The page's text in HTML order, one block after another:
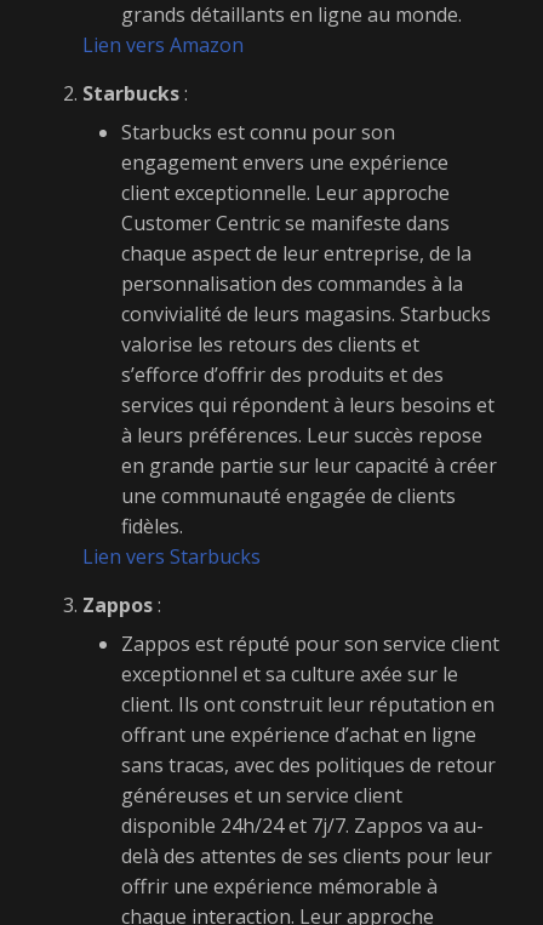
grands détaillants en ligne au monde.
Lien vers Amazon
Starbucks:
Starbucks est connu pour son
engagement envers une expérience
client exceptionnelle. Leur approche
Customer Centric se manifeste dans
chaque aspect de leur entreprise, de la
personnalisation des commandes à la
convivialité de leurs magasins. Starbucks
valorise les retours des clients et
s’efforce d’offrir des produits et des
services qui répondent à leurs besoins et
à leurs préférences. Leur succès repose
en grande partie sur leur capacité à créer
une communauté engagée de clients
fidèles.
Lien vers Starbucks
Zappos:
Zappos est réputé pour son service client
exceptionnel et sa culture axée sur le
client. Ils ont construit leur réputation en
offrant une expérience d’achat en ligne
sans tracas, avec des politiques de retour
généreuses et un service client
disponible 24h/24 et 7j/7. Zappos va au-
delà des attentes de ses clients pour leur
offrir une expérience mémorable à
chaque interaction. Leur approche